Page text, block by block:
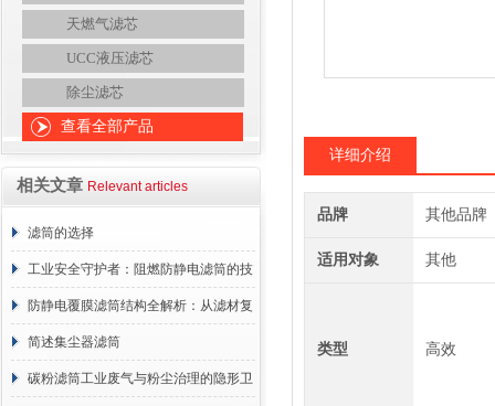
天燃气滤芯
UCC液压滤芯
除尘滤芯
查看全部产品
相关文章 Relevant articles
滤筒的选择
工业安全守护者：阻燃防静电滤筒的技
术原理与应用解析
防静电覆膜滤筒结构全解析：从滤材复
合到整体成型
简述集尘器滤筒
碳粉滤筒工业废气与粉尘治理的隐形卫
详细介绍
品牌 其他品牌
适用对象 其他
类型 高效